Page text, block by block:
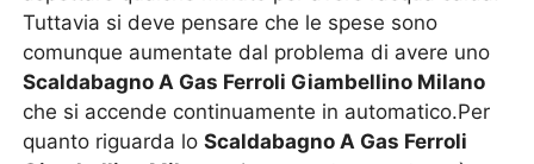
Tuttavia si deve pensare che le spese sono
comunque aumentate dal problema di avere uno
Scaldabagno A Gas Ferroli Giambellino Milano
che si accende continuamente in automatico.Per
quanto riguarda loScaldabagno A Gas Ferroli